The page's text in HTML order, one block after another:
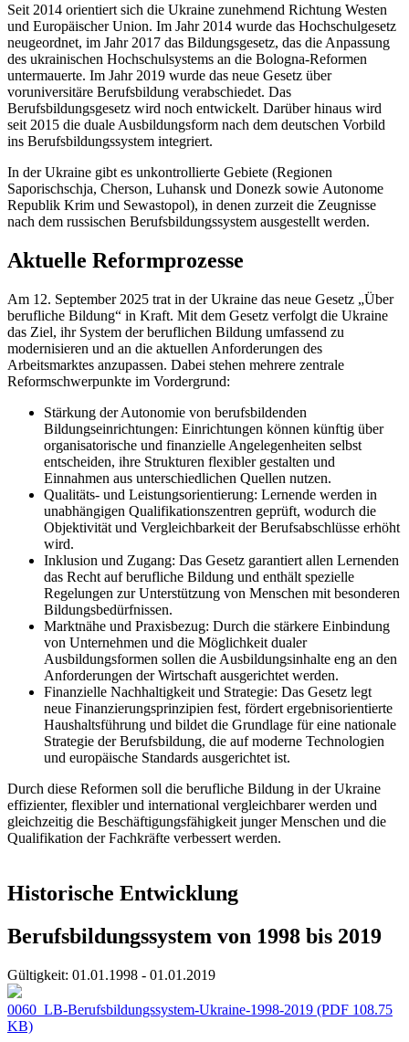
Seit 2014 orientiert sich die Ukraine zunehmend Richtung Westen
und Europäischer Union. Im Jahr 2014 wurde das Hochschulgesetz
neugeordnet, im Jahr 2017 das Bildungsgesetz, das die Anpassung
des ukrainischen Hochschulsystems an die Bologna-Reformen
untermauerte. Im Jahr 2019 wurde das neue Gesetz über
voruniversitäre Berufsbildung verabschiedet. Das
Berufsbildungsgesetz wird noch entwickelt. Darüber hinaus wird
seit 2015 die duale Ausbildungsform nach dem deutschen Vorbild
ins Berufsbildungssystem integriert.
In der Ukraine gibt es unkontrollierte Gebiete (Regionen
Saporischschja, Cherson, Luhansk und Donezk sowie Autonome
Republik Krim und Sewastopol), in denen zurzeit die Zeugnisse
nach dem russischen Berufsbildungssystem ausgestellt werden.
Aktuelle Reformprozesse
Am 12. September 2025 trat in der Ukraine das neue Gesetz „Über
berufliche Bildung“ in Kraft. Mit dem Gesetz verfolgt die Ukraine
das Ziel, ihr System der beruflichen Bildung umfassend zu
modernisieren und an die aktuellen Anforderungen des
Arbeitsmarktes anzupassen. Dabei stehen mehrere zentrale
Reformschwerpunkte im Vordergrund:
Stärkung der Autonomie von berufsbildenden
Bildungseinrichtungen: Einrichtungen können künftig über
organisatorische und finanzielle Angelegenheiten selbst
entscheiden, ihre Strukturen flexibler gestalten und
Einnahmen aus unterschiedlichen Quellen nutzen.
Qualitäts- und Leistungsorientierung: Lernende werden in
unabhängigen Qualifikationszentren geprüft, wodurch die
Objektivität und Vergleichbarkeit der Berufsabschlüsse erhöht
wird.
Inklusion und Zugang: Das Gesetz garantiert allen Lernenden
das Recht auf berufliche Bildung und enthält spezielle
Regelungen zur Unterstützung von Menschen mit besonderen
Bildungsbedürfnissen.
Marktnähe und Praxisbezug: Durch die stärkere Einbindung
von Unternehmen und die Möglichkeit dualer
Ausbildungsformen sollen die Ausbildungsinhalte eng an den
Anforderungen der Wirtschaft ausgerichtet werden.
Finanzielle Nachhaltigkeit und Strategie: Das Gesetz legt
neue Finanzierungsprinzipien fest, fördert ergebnisorientierte
Haushaltsführung und bildet die Grundlage für eine nationale
Strategie der Berufsbildung, die auf moderne Technologien
und europäische Standards ausgerichtet ist.
Durch diese Reformen soll die berufliche Bildung in der Ukraine
effizienter, flexibler und international vergleichbarer werden und
gleichzeitig die Beschäftigungsfähigkeit junger Menschen und die
Qualifikation der Fachkräfte verbessert werden.
Historische Entwicklung
Berufsbildungssystem von 1998 bis 2019
Gültigkeit: 01.01.1998 - 01.01.2019
0060_LB-Berufsbildungssystem-Ukraine-1998-2019 (PDF 108.75
KB)